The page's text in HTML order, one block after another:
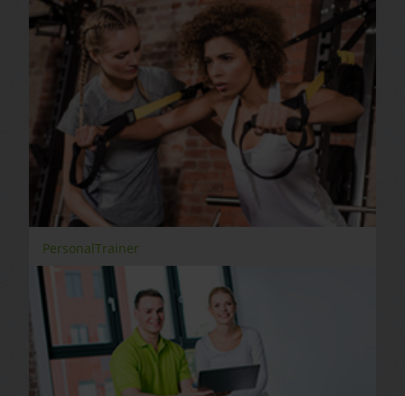
PersonalTrainer